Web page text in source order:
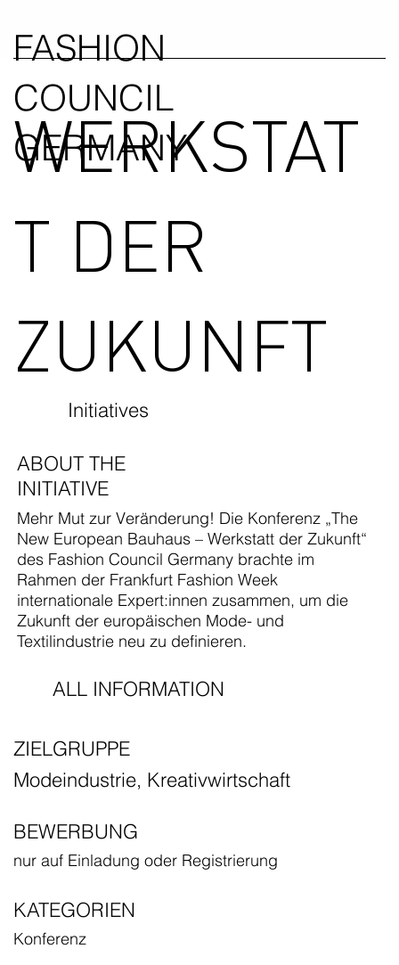
FASHION
COUNCIL
GERMANY
WERKSTAT
T DER
ZUKUNFT
Initiatives
ZIELGRUPPE
Modeindustrie, Kreativwirtschaft
BEWERBUNG
nur auf Einladung oder Registrierung
KATEGORIEN
Konferenz
ABOUT THE
INITIATIVE
Mehr Mut zur Veränderung! Die Konferenz „The
New European Bauhaus – Werkstatt der Zukunft“
des Fashion Council Germany brachte im
Rahmen der Frankfurt Fashion Week
internationale Expert:innen zusammen, um die
Zukunft der europäischen Mode- und
Textilindustrie neu zu definieren.
ALL INFORMATION